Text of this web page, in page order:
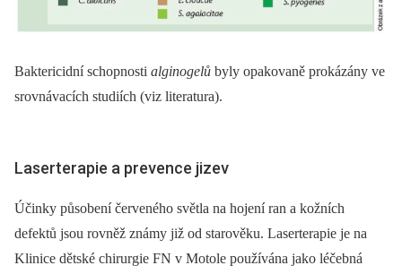
Baktericidní schopnosti alginogelů byly opakovaně prokázány ve
srovnávacích studiích (viz literatura).
Laserterapie a prevence jizev
Účinky působení červeného světla na hojení ran a kožních
defektů jsou rovněž známy již od starověku. Laserterapie je na
Klinice dětské chirurgie FN v Motole používána jako léčebná